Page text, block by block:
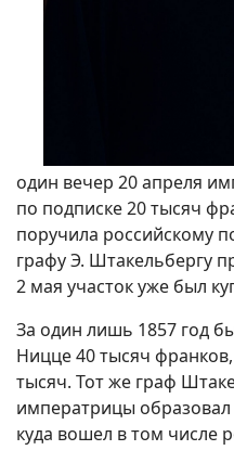
один вечер 20 апреля
по подписке 20 тысяч
поручила российскому
графу Э. Штакельбергу
2 мая участок уже был
За один лишь 1857 год
Ницце 40 тысяч
тысяч. Тот же граф
императрицы
куда вошел в том числе